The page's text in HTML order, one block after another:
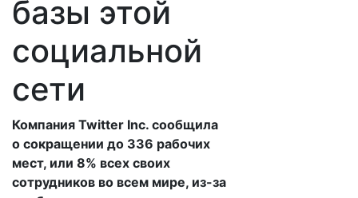
базы этой
социальной
сети
Компания Twitter Inc. сообщила
о сокращении до 336 рабочих
мест, или 8% всех своих
сотрудников во всем мире, из-за